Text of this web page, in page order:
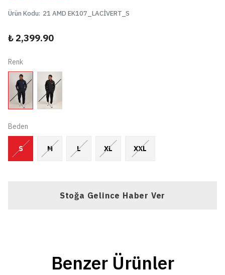
Ürün Kodu: 21 AMD EK107_LACİVERT_S
₺ 2,399.90
Renk
Beden
S M L XL XXL
Stoğa Gelince Haber Ver
Benzer Ürünler